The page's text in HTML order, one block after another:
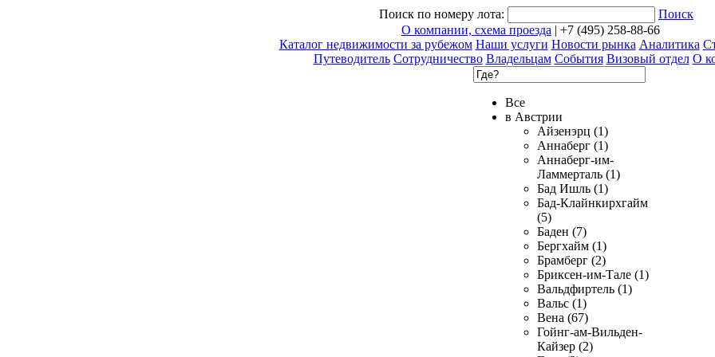
Поиск по номеру лота:
Поиск
О компании, схема проезда | +7 (495) 258-88-66
Каталог недвижимости за рубежом Наши услуги Новости рынка Аналитика
Путеводитель Сотрудничество Владельцам События Визовый отдел О
Все
в Австрии
Айзенэрц (1)
Аннаберг (1)
Аннаберг-им-
Ламмерталь (1)
Бад Ишль (1)
Бад-Клайнкирхгайм
(5)
Баден (7)
Бергхайм (1)
Брамберг (2)
Бриксен-им-Тале (1)
Вальдфиртель (1)
Вальс (1)
Вена (67)
Гойнг-ам-Вильден-
Кайзер (2)